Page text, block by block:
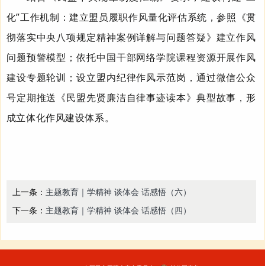
化”工作机制：建立盟员履职作风量化评估系统，参照《贯
彻落实中央八项规定精神案例详解与问题答疑》建立作风
问题预警模型；依托中国干部网络学院课程资源开展作风
建设专题轮训；设立盟内纪律作风示范岗，通过微信公众
号定期推送《民盟先贤廉洁自律事迹读本》典型故事，形
成立体化作风建设体系。
上一条： 主题教育｜学精神 谈体会 话感悟（六）
下一条： 主题教育｜学精神 谈体会 话感悟（四）